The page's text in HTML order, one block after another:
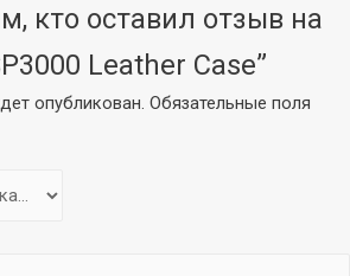
Удлинитель PoE
Wi-Fi / LTE роутер
(маршрутизатор)
кто оставил отзыв на
Leather Case”
опубликован. Обязательные поля